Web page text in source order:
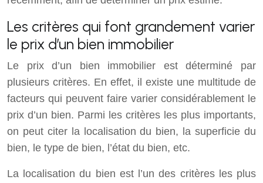
Les critères qui font grandement varier
le prix d’un bien immobilier
Le prix d’un bien immobilier est déterminé par
plusieurs critères. En effet, il existe une multitude de
facteurs qui peuvent faire varier considérablement le
prix d’un bien. Parmi les critères les plus importants,
on peut citer la localisation du bien, la superficie du
bien, le type de bien, l’état du bien, etc.
La localisation du bien est l’un des critères les plus